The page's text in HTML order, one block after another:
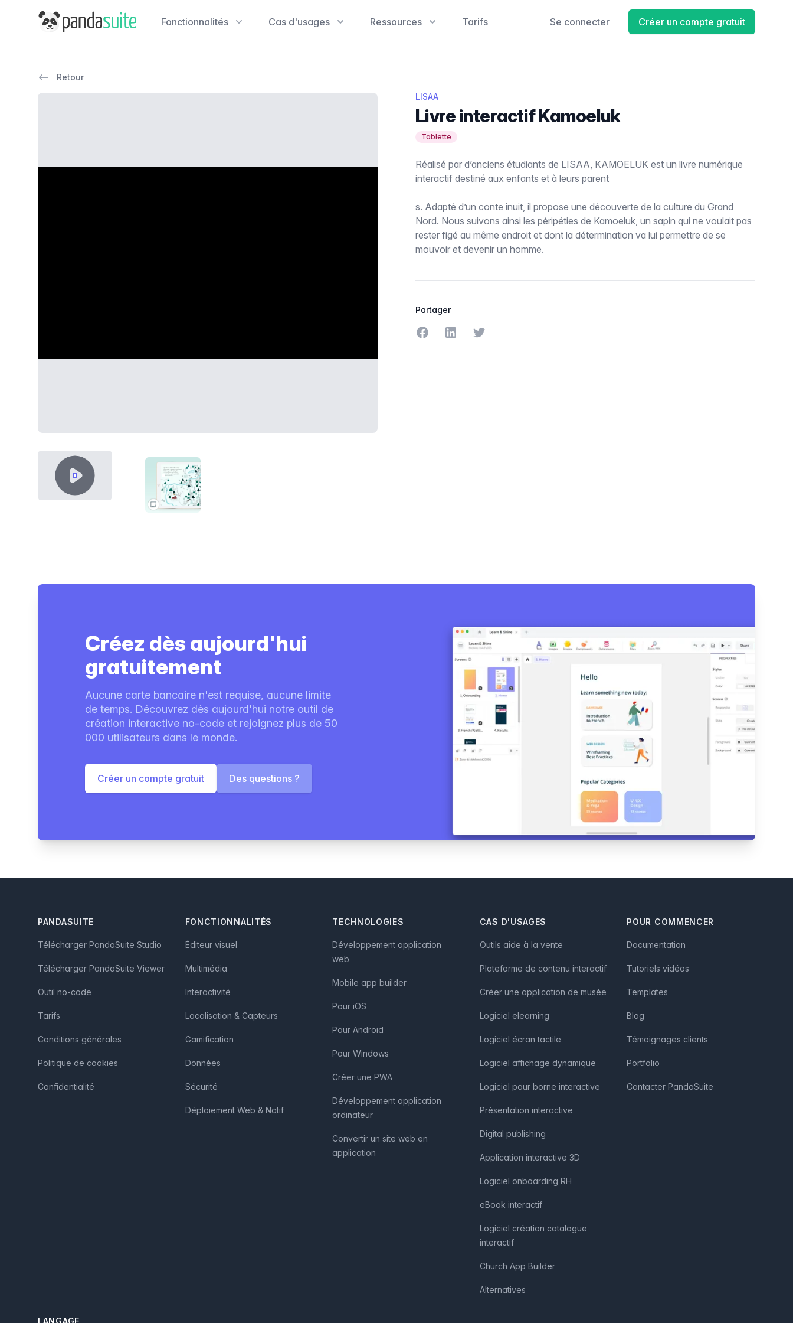
PandaSuite Fonctionnalités Cas d'usages Ressources Tarifs Se connecter Créer un compte gratuit
Retour
VIDEO CONTENT THUMB KAMOELUK LISAA.PNG
LISAA
Livre interactif Kamoeluk
Tablette
Réalisé par d’anciens étudiants de LISAA, KAMOELUK est un livre numérique
interactif destiné aux enfants et à leurs parent
s. Adapté d’un conte inuit, il propose une découverte de la culture du Grand
Nord. Nous suivons ainsi les péripéties de Kamoeluk, un sapin qui ne voulait pas
rester figé au même endroit et dont la détermination va lui permettre de se
mouvoir et devenir un homme.
Partager
Partager sur Facebook
Partager sur LinkedIn
Partager sur Twitter
Créez dès aujourd'hui
gratuitement
Aucune carte bancaire n'est requise, aucune limite
de temps. Découvrez dès aujourd'hui notre outil de
création interactive no-code et rejoignez plus de 50
000 utilisateurs dans le monde.
Créer un compte gratuit Des questions ?
PANDASUITE
Télécharger PandaSuite Studio
Télécharger PandaSuite Viewer
Outil no-code
Tarifs
Conditions générales
Politique de cookies
Confidentialité
FONCTIONNALITÉS
Éditeur visuel
Multimédia
Interactivité
Localisation & Capteurs
Gamification
Données
Sécurité
Déploiement Web & Natif
TECHNOLOGIES
Développement application
web
Mobile app builder
Pour iOS
Pour Android
Pour Windows
Créer une PWA
Développement application
ordinateur
Convertir un site web en
application
CAS D'USAGES
Outils aide à la vente
Plateforme de contenu interactif
Créer une application de musée
Logiciel elearning
Logiciel écran tactile
Logiciel affichage dynamique
Logiciel pour borne interactive
Présentation interactive
Digital publishing
Application interactive 3D
Logiciel onboarding RH
eBook interactif
Logiciel création catalogue
interactif
Church App Builder
Alternatives
POUR COMMENCER
Documentation
Tutoriels vidéos
Templates
Blog
Témoignages clients
Portfolio
Contacter PandaSuite
LANGAGE